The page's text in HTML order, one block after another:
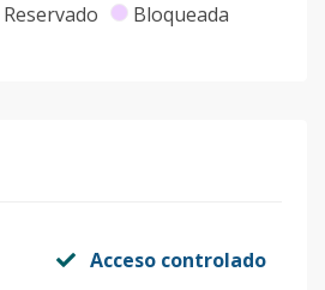
Reservado Bloqueada
Acceso controlado